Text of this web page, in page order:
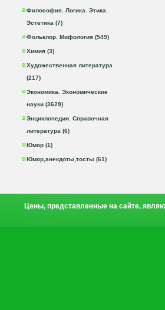
Философия. Логика. Этика.
Эстетика (7)
Фольклор. Мифология (549)
Химия (3)
Художественная литература
(217)
Экономика. Экономические
науки (3629)
Энциклопедии. Справочная
литература (6)
Юмор (1)
Юмор,анекдоты,тосты (61)
Цены, представленные на сайте,